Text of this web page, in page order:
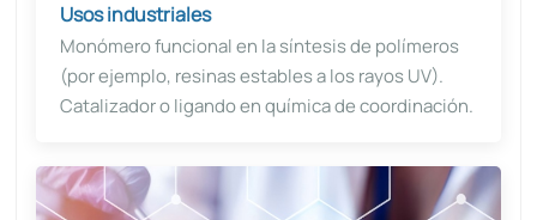
Usos industriales
Monómero funcional en la síntesis de polímeros
(por ejemplo, resinas estables a los rayos UV).
Catalizador o ligando en química de coordinación.